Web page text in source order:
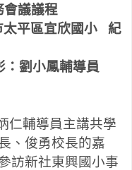
會議議程
平區宜欣國小
紀
：劉小鳳輔導員
仁輔導員主講共學
、俊勇校長的嘉
訪新社東興國小事